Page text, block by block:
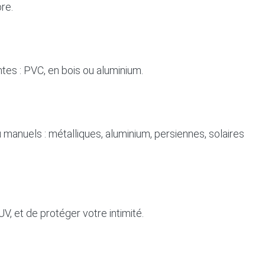
: PVC, en bois ou aluminium.
: métalliques, aluminium, persiennes, solaires
et de protéger votre intimité.